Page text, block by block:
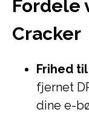
Fordele
Cracker
Frihed
fjernet
dine e-